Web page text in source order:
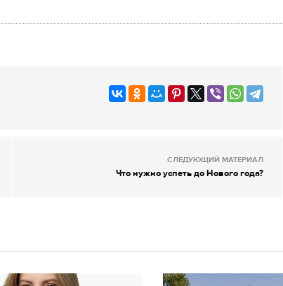
СЛЕДУЮЩИЙ МАТЕРИАЛ
Что нужно успеть до Нового года?